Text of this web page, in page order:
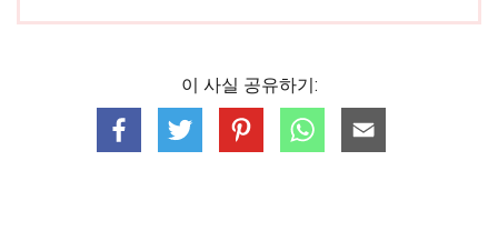
이 사실 공유하기: